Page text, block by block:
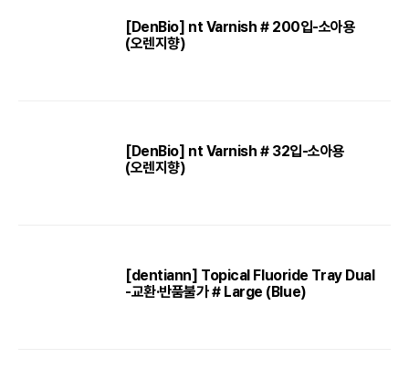
[DenBio] nt Varnish # 200입-소아용
(오렌지향)
[DenBio] nt Varnish # 32입-소아용
(오렌지향)
[dentiann] Topical Fluoride Tray Dual
-교환·반품불가 # Large (Blue)